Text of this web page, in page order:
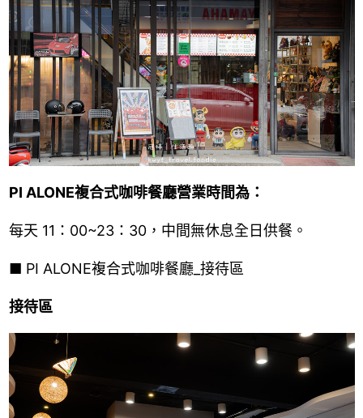
PI ALONE複合式咖啡餐廳營業時間為：
每天 11：00~23：30，中間無休息全日供餐。
■ PI ALONE複合式咖啡餐廳_接待區
接待區